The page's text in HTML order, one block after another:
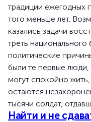
традиции ежегодных
того меньше лет.
казались задачи
треть
политические
были те первые
могут спокойно
остаются
тысячи солдат,
Найти и не